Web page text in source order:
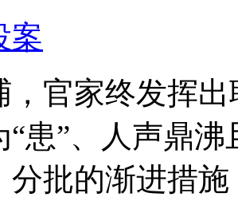
案
，官家终发挥
“患”、人声鼎
分批的渐进措